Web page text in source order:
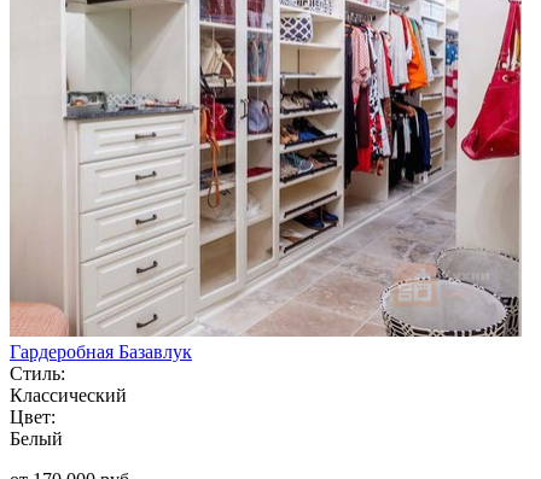
Гардеробная Базавлук
Стиль:
Классический
Цвет:
Белый